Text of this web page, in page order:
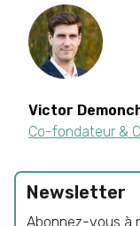
Victor
Co-fondateur &
Newsletter
Abonnez-vous à